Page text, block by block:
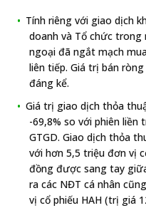
Tính riêng với giao dịch
doanh và Tổ chức trong
ngoại đã ngắt mạch
liên tiếp. Giá trị bán
đáng kể.
Giá trị giao dịch thỏa
-69,8% so với phiên
GTGD. Giao dịch thỏa
với hơn 5,5 triệu đơn vị
đồng được sang tay
ra các NĐT cá nhân
vị cổ phiếu HAH (trị giá